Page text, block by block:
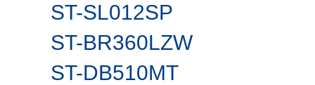
ST-SL012SP
ST-BR360LZW
ST-DB510MT